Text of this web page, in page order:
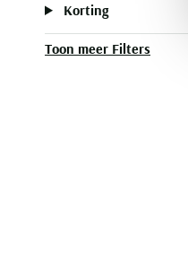
Korting
Toon meer Filters